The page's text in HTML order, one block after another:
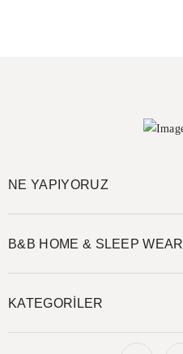
NE YAPIYORUZ
B&B HOME & SLEEP WEAR
KATEGORİLER